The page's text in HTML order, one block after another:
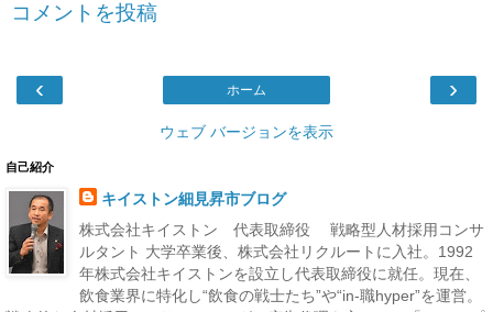
コメントを投稿
‹ ›
ホーム
ウェブ バージョンを表示
自己紹介
キイストン細見昇市ブログ
株式会社キイストン 代表取締役 戦略型人材採用コンサ
ルタント 大学卒業後、株式会社リクルートに入社。1992
年株式会社キイストンを設立し代表取締役に就任。現在、
飲食業界に特化し“飲食の戦士たち”や“in-職hyper”を運営。